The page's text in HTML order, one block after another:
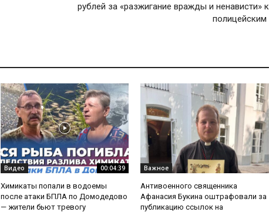
рублей за «разжигание вражды и ненависти» к
полицейским
Видео 00:04:39
Химикаты попали в водоемы
после атаки БПЛА по Домодедово
— жители бьют тревогу
Важное
Антивоенного священника
Афанасия Букина оштрафовали за
публикацию ссылок на